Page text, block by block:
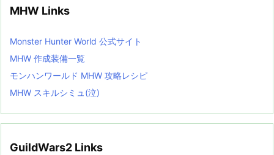
MHW Links
Monster Hunter World 公式サイト
MHW 作成装備一覧
モンハンワールド MHW 攻略レシピ
MHW スキルシミュ(泣)
GuildWars2 Links